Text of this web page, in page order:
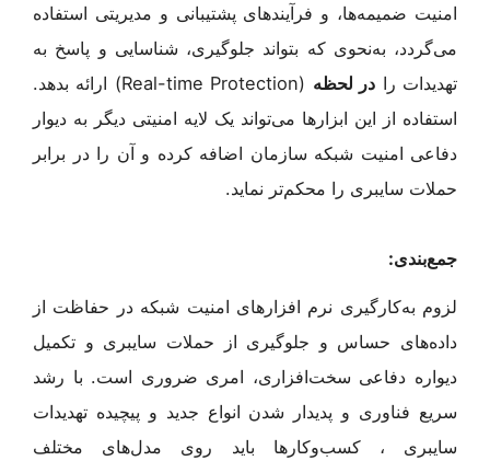
امنیت ضمیمه‌ها، و فرآیندهای پشتیبانی و مدیریتی استفاده
می‌گردد، به‌نحوی که بتواند جلوگیری، شناسایی و پاسخ به
تهدیدات را در لحظه
(Real-time Protection) ارائه بدهد.
استفاده از این ابزارها می‌تواند یک لایه امنیتی دیگر به دیوار
دفاعی امنیت شبکه سازمان اضافه کرده و آن را در برابر
حملات سایبری را محکم‌تر نماید.
جمع‌بندی:
لزوم به‌کارگیری نرم افزارهای امنیت شبکه در حفاظت از
داده‌های حساس و جلوگیری از حملات سایبری و تکمیل
دیواره دفاعی سخت‌افزاری، امری ضروری است. با رشد
سریع فناوری و پدیدار شدن انواع جدید و پیچیده تهدیدات
سایبری ، کسب‌وکار‌ها باید روی مدل‌های مختلف